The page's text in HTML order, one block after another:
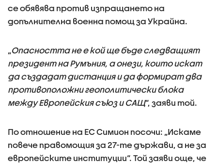
се обявява против изпращането на
допълнителна военна помощ за Украйна.
„Опасността не е кой ще бъде следващият
президент на Румъния, а онези, които искат
да създадат дистанция и да формират два
противоположни геополитически блока
между Европейския съюз и САЩ“, заяви той.
По отношение на ЕС Симион посочи: „Искаме
повече правомощия за 27-те държави, а не за
европейските институции“. Той заяви още, че